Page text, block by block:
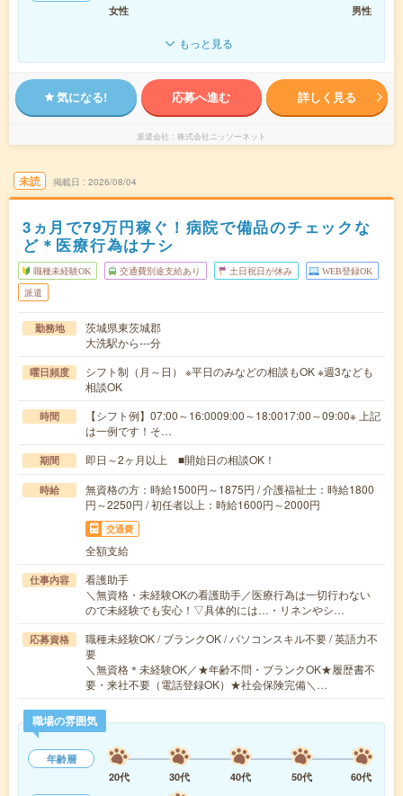
女性
男性
もっと見る
気になる! 応募へ進む 詳しく見る
派遣会社 株式会社ニッソーネット
未読 掲載日 2026/08/04
3ヵ月で79万円稼ぐ！病院で備品のチェックな
ど＊医療行為はナシ
職種未経験OK 交通費別途支給あり 土日祝日が休み WEB登録OK
派遣
勤務地
茨城県東茨城郡
大洗駅から---分
曜日頻度
シフト制（月～日） ※平日のみなどの相談もOK ※週3なども
相談OK
時間
【シフト例】07:00～16:0009:00～18:0017:00～09:00※ 上記
は一例です！そ…
期間 即日～2ヶ月以上 ■開始日の相談OK！
時給
無資格の方：時給1500円～1875円 / 介護福祉士：時給1800
円～2250円 / 初任者以上：時給1600円～2000円
交通費
全額支給
仕事内容
看護助手
＼無資格・未経験OKの看護助手／医療行為は一切行わない
ので未経験でも安心！▽具体的には…・リネンやシ…
応募資格
職種未経験OK / ブランクOK / パソコンスキル不要 / 英語力不
要
＼無資格＊未経験OK／★年齢不問・ブランクOK★履歴書不
要・来社不要（電話登録OK）★社会保険完備＼…
職場の雰囲気
年齢層
20代
30代 40代 50代
60代